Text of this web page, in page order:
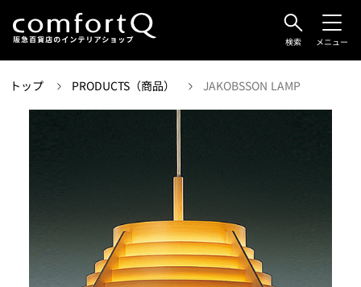
検索 メニュー
トップ PRODUCTS（商品） JAKOBSSON LAMP